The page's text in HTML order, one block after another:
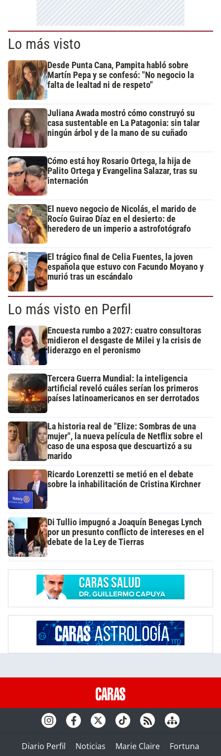
Lo más visto
Desde Punta Cana, Pampita habló sobre
Martín Pepa y se confesó: "No negocio la
falta de lealtad ni de respeto"
Juliana Awada mostró cómo construyó su
casa sustentable en La Patagonia: sin talar
ningún árbol y de la mano de su cuñado
Cómo está hoy Rosario Ortega, la hija de
Palito Ortega y Evangelina Salazar, tras su
internación
El nuevo negocio de Nicolás, el marido de
Rocío Guirao Díaz en el desierto: de
heredero de un imperio a astrofotógrafo
El trágico final de Celia Fuentes, la joven
española que estuvo con Facundo Moyano y
murió tras un escándalo
Lo más visto en Perfil
Encuesta rumbo a 2027: cuatro consultoras
midieron el desgaste de Milei y la crisis de
liderazgo en el peronismo
Tercera Guerra Mundial: la inteligencia
artificial reveló cuáles serían los primeros
países latinoamericanos en ser derrotados
La historia real de "Elize: Sombras de una
mujer", la nueva película de Netflix sobre el
caso de una esposa que descuartizó a su
marido
Ricardo Lorenzetti se metió en el debate
sobre la inhabilitación de Cristina Kirchner
Di Tullio impugnó a Joaquín Benegas Lynch
por un presunto conflicto de intereses en el
debate de la Ley de Tierras
Diario Perfil Noticias Marie Claire Fortuna